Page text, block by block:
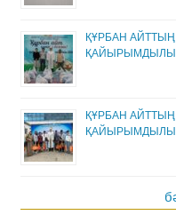
ҚҰРБАН
ҚАЙЫРЫМДЫЛЫҚ
ҚҰРБАН АЙТТЫҢ